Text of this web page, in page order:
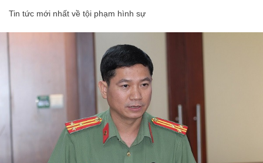
Tin tức mới nhất về tội phạm hình sự